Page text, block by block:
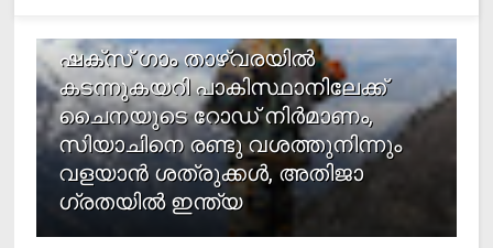
ഷക്സ് ​ഗാം താഴ്‌വരയിൽ
കടന്നുകയറി പാകിസ്ഥാനിലേക്ക്
ചൈനയുടെ റോഡ് നിർമാണം,
സിയാചിനെ രണ്ടു വശത്തുനിന്നും
വളയാൻ ശത്രുക്കൾ, അതിജാ​
ഗ്രതയിൽ ഇന്ത്യ